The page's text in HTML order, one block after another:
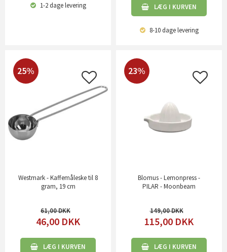
1-2 dagelevering LÆG I KURVEN
8-10 dagelevering
25%
Westmark - Kaffemåleske til 8
gram, 19 cm
61,00
46,00 DKK
LÆG I KURVEN
23%
Blomus - Lemonpress -
PILAR - Moonbeam
149,00
115,00 DKK
LÆG I KURVEN